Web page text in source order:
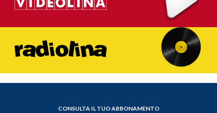
CONSULTA IL TUO ABBONAMENTO